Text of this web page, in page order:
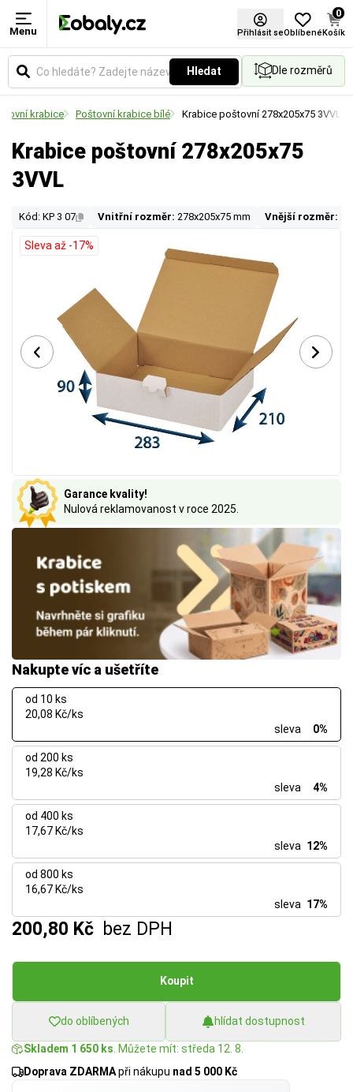
Menu Přihlásit seOblíbené
0
Košík
Hledat Dle rozměrů
krabice Poštovní krabice bílé Krabice poštovní 278x205x75 3VVL
Krabice poštovní 278x205x75
3VVL
Kód: KP 3 07 Vnitřní rozměr: 278x205x75 mm Vnější rozměr:
Nakupte víc a ušetříte
od 10 ks
20,08 Kč/ks
sleva
0%
od 200 ks
19,28 Kč/ks
sleva
4%
od 400 ks
17,67 Kč/ks
sleva 12%
od 800 ks
16,67 Kč/ks
sleva 17%
200,80 Kč bez DPH
Koupit
do oblíbených hlídat dostupnost
Skladem 1 650 ks . Můžete mít: středa 12. 8.
Doprava ZDARMApři nákupu nad 5 000 Kč
Sleva až -17%
Garance kvality!
Nulová reklamovanost v roce 2025.